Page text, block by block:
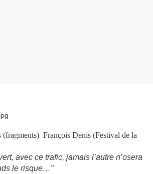
(fragments) François Denis (Festival de la
avec ce trafic, jamais l’autre n’osera
le risque…”